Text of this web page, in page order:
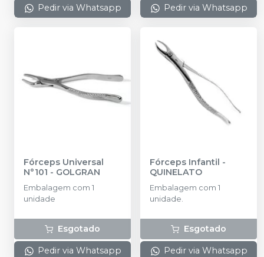
Pedir via Whatsapp Pedir via Whatsapp
Fórceps Universal
N°101 - GOLGRAN
Embalagem com 1
unidade
Esgotado
Pedir via Whatsapp
Fórceps Infantil -
QUINELATO
Embalagem com 1
unidade.
Esgotado
Pedir via Whatsapp